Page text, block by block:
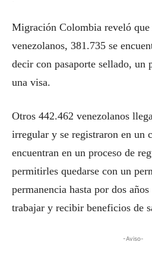
Migración Colombia reveló
venezolanos, 381.735 se
decir con pasaporte sellado, un
una visa.
Otros 442.462 venezolanos
irregular y se registraron en un
encuentran en un proceso de
permitirles quedarse con un
permanencia hasta por dos
trabajar y recibir beneficios de
-Aviso-